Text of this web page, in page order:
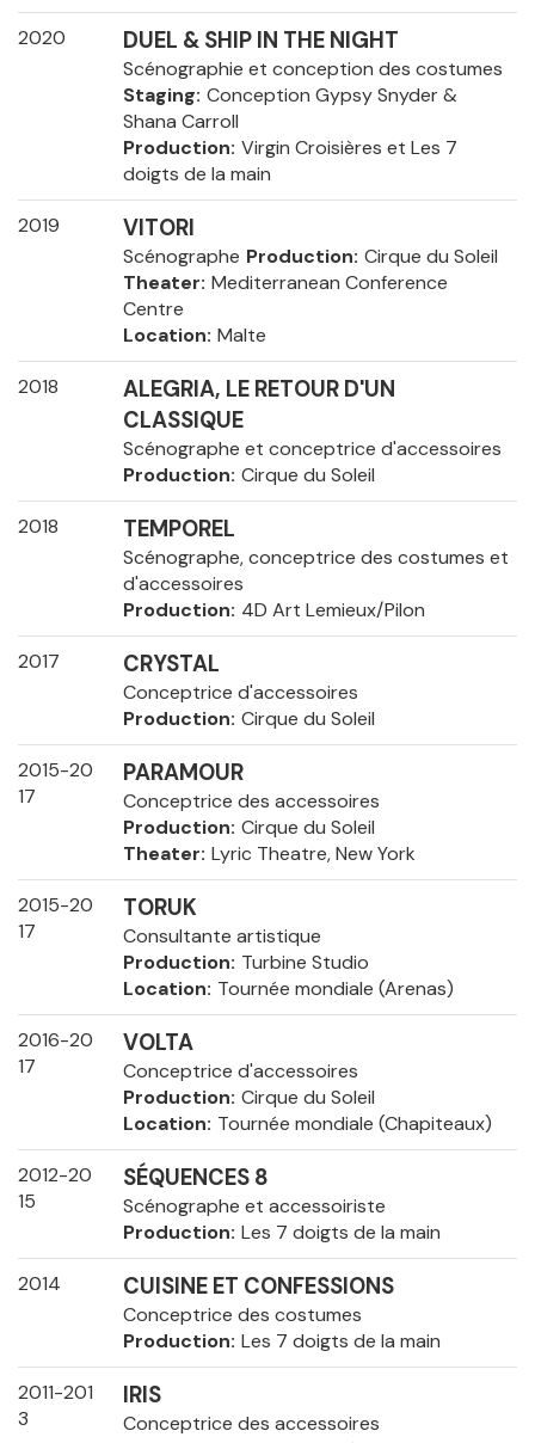
2020 DUEL & SHIP IN THE NIGHT
Scénographie et conception des costumes
Staging Conception Gypsy Snyder &
Shana Carroll
Production Virgin Croisières et Les 7
doigts de la main
2019 VITORI
Scénographe Production Cirque du Soleil
Theater Mediterranean Conference
Centre
Location Malte
2018
ALEGRIA, LE RETOUR D'UN
CLASSIQUE
Scénographe et conceptrice d'accessoires
Production Cirque du Soleil
2018 TEMPOREL
Scénographe, conceptrice des costumes et
d'accessoires
Production 4D Art Lemieux/Pilon
2017 CRYSTAL
Conceptrice d'accessoires
Production Cirque du Soleil
2015-20
17
PARAMOUR
Conceptrice des accessoires
Production Cirque du Soleil
Theater Lyric Theatre, New York
2015-20
17
TORUK
Consultante artistique
Production Turbine Studio
Location Tournée mondiale (Arenas)
2016-20
17
VOLTA
Conceptrice d'accessoires
Production Cirque du Soleil
Location Tournée mondiale (Chapiteaux)
2012-20
15
SÉQUENCES 8
Scénographe et accessoiriste
Production Les 7 doigts de la main
2014 CUISINE ET CONFESSIONS
Conceptrice des costumes
Production Les 7 doigts de la main
2011-201
3
IRIS
Conceptrice des accessoires